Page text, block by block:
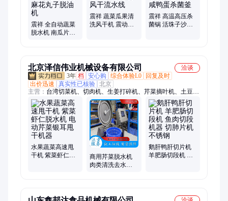
震祥 全自动蔬菜
脱水机 南瓜片芹
震祥 蔬菜瓜果清
洗风干机 震动沥
震祥 高温高压杀
菌锅 活珠子沙丁
北京泽信伟业机械设备有限公司
洽谈
3年 档 安心购 综合体验L0
回复及时
出价迅速
真实性已核验 北京
主营： 台湾切菜机、切肉机、生姜打碎机、芹菜摘叶机、土豆清
洗去皮机、馅料搅拌机、熟肉切片机、胡萝卜削皮机、白菜切根
机、大蒜打泥机、全自动切骨机、蔬菜脱水机、西红柿切瓣机、
洋葱切丁机、大肠切段机、多功能切菜机、果脯切丁机、元宵馅
切块机、药材切片机、切姜丝机、竹笋切丝机、芥菜切丝机、鲜
鸡切块机、切肉丁机、豆角切丝机
水果蔬菜高速甩
干机 紫菜虾仁脱
商用芹菜脱水机
肉类清洗去水机
鹅肝鸭肝切片机
羊肥肠切段机 鱼